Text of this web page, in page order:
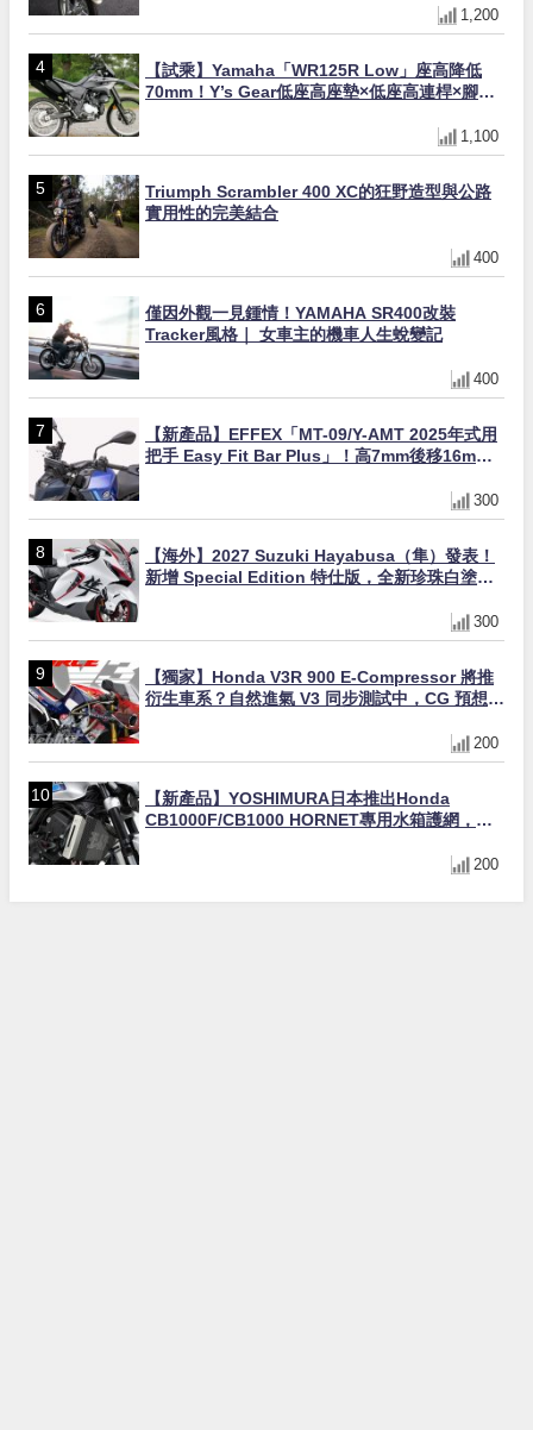
1,200
【試乘】Yamaha「WR125R Low」座高降低
70mm！Y’s Gear低座高座墊×低座高連桿×腳踏
1,100
Triumph Scrambler 400 XC的狂野造型與公路
實用性的完美結合
400
僅因外觀一見鍾情！YAMAHA SR400改裝
Tracker風格｜ 女車主的機車人生蛻變記
400
【新產品】EFFEX「MT-09/Y-AMT 2025年式用
把手 Easy Fit Bar Plus」！高7mm後移16mm
300
【海外】2027 Suzuki Hayabusa（隼）發表！
新增 Special Edition 特仕版，全新珍珠白塗裝
300
【獨家】Honda V3R 900 E-Compressor 將推
衍生車系？自然進氣 V3 同步測試中，CG 預想曝
200
【新產品】YOSHIMURA日本推出Honda
CB1000F/CB1000 HORNET專用水箱護網，六
200